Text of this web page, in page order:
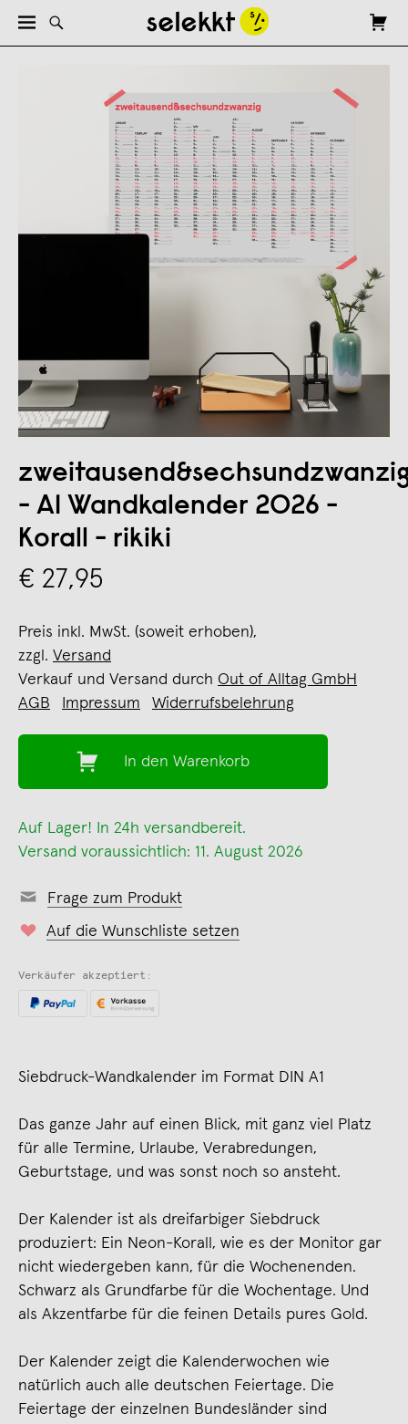
- A1 Wandkalender 2026 -
Korall - rikiki
€ 27,95
Preis inkl. MwSt. (soweit erhoben),
zzgl. Versand
Verkauf und Versand durch Out of Alltag GmbH
AGB
Impressum Widerrufsbelehrung
In den Warenkorb
Auf Lager! In 24h versandbereit.
Versand voraussichtlich: 11. August 2026
Frage zum Produkt
Auf die Wunschliste setzen
Verkäufer akzeptiert:
Siebdruck-Wandkalender im Format DIN A1
Das ganze Jahr auf einen Blick, mit ganz viel Platz
für alle Termine, Urlaube, Verabredungen,
Geburtstage, und was sonst noch so ansteht.
Der Kalender ist als dreifarbiger Siebdruck
produziert: Ein Neon-Korall, wie es der Monitor gar
nicht wiedergeben kann, für die Wochenenden.
Schwarz als Grundfarbe für die Wochentage. Und
als Akzentfarbe für die feinen Details pures Gold.
Der Kalender zeigt die Kalenderwochen wie
natürlich auch alle deutschen Feiertage. Die
Feiertage der einzelnen Bundesländer sind